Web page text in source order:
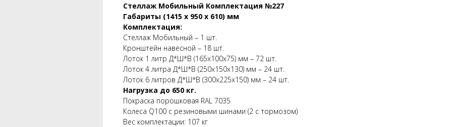
Стеллаж Мобильный Комплектация №227
Габариты (1415 х 950 х 610) мм
Комплектация:
Стеллаж Мобильный – 1 шт.
Кронштейн навесной – 18 шт.
Лоток 1 литр Д*Ш*В (165х100х75) мм – 72 шт.
Лоток 4 литра Д*Ш*В (250х150х130) мм – 24 шт.
Лоток 6 литров Д*Ш*В (300х225х150) мм – 24 шт.
Нагрузка до 650 кг.
Покраска порошковая RAL 7035
Колеса Q100 с резиновыми шинами (2 с тормозом)
Вес комплектации: 107 кг